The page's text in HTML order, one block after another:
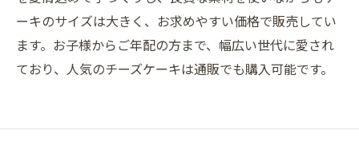
ーキのサイズは大きく、お求めやすい価格で販売してい
ます。お子様からご年配の方まで、幅広い世代に愛され
ており、人気のチーズケーキは通販でも購入可能です。